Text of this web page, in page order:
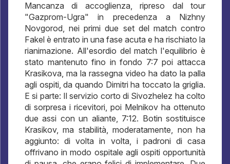
Mancanza di accoglienza, ripreso dal tour
"Gazprom-Ugra" in precedenza a Nizhny
Novgorod, nei primi due set del match contro
Fakel è entrato in una fase acuta e ha rischiato la
rianimazione. All'esordio del match l'equilibrio è
stato mantenuto fino in fondo 7:7 poi attacca
Krasikova, ma la rassegna video ha dato la palla
agli ospiti, da quando Dimitri ha toccato la griglia.
E si parte: Il servizio corto di Sivozhelez ha colto
di sorpresa i ricevitori, poi Melnikov ha ottenuto
due assi con un aliante, 7:12. Botin sostituisce
Krasikov, ma stabilità, moderatamente, non ha
aggiunto: di volta in volta, i padroni di casa
offrivano in modo ospitale agli ospiti opportunità